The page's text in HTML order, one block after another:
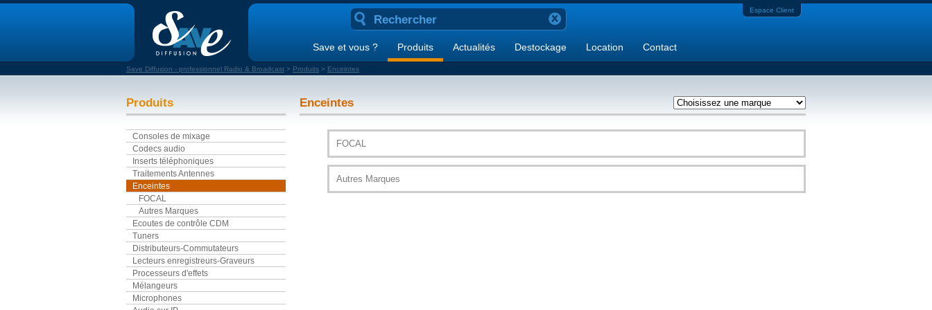
Espace Client
Save et vous ? Produits Actualités Destockage Location Contact
Save Diffusion - professionnel Radio & Broadcast > Produits > Enceintes
Produits
Consoles de mixage
Codecs audio
Inserts téléphoniques
Traitements Antennes
Enceintes
FOCAL
Autres Marques
Ecoutes de contrôle CDM
Tuners
Distributeurs-Commutateurs
Lecteurs enregistreurs-Graveurs
Processeurs d'effets
Mélangeurs
Microphones
Enceintes
FOCAL
Autres Marques